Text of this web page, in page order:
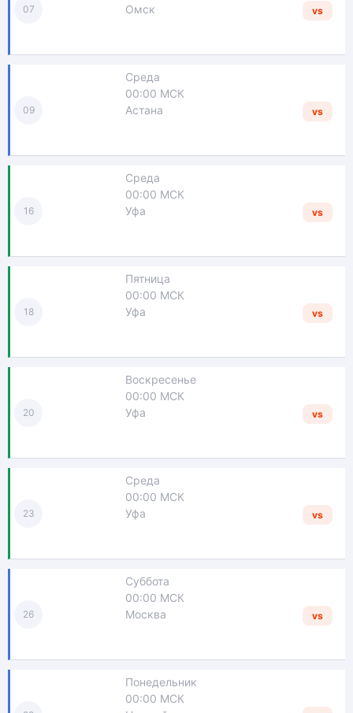
07
Омск
vs
09
Среда
00:00 МСК
Астана
vs
16
Среда
00:00 МСК
Уфа
vs
18
Пятница
00:00 МСК
Уфа
vs
20
Воскресенье
00:00 МСК
Уфа
vs
23
Среда
00:00 МСК
Уфа
vs
26
Суббота
00:00 МСК
Москва
vs
Понедельник
00:00 МСК